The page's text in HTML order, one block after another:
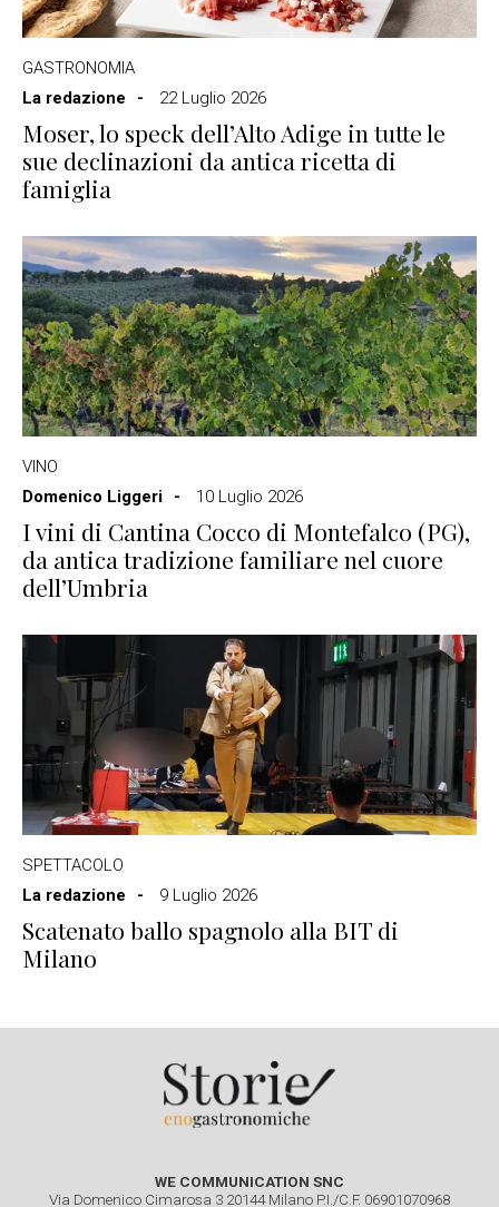
GASTRONOMIA
La redazione
22 Luglio 2026
Moser, lo speck dell’Alto Adige in tutte le
sue declinazioni da antica ricetta di
famiglia
VINO
Domenico Liggeri
10 Luglio 2026
I vini di Cantina Cocco di Montefalco (PG),
da antica tradizione familiare nel cuore
dell’Umbria
SPETTACOLO
La redazione
9 Luglio 2026
Scatenato ballo spagnolo alla BIT di
Milano
WE COMMUNICATION SNC
Via Domenico Cimarosa 3 20144 Milano P.I./C.F. 06901070968